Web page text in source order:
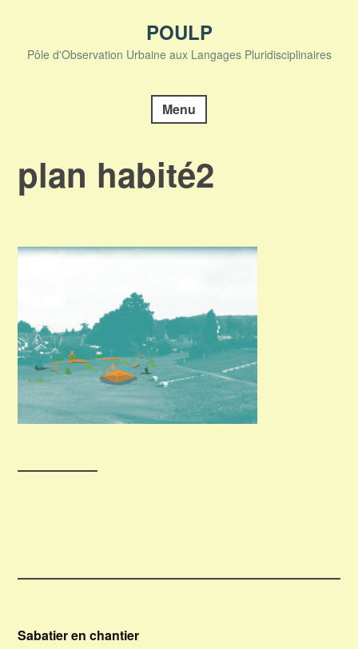
content
POULP
Pôle d'Observation Urbaine aux Langages Pluridisciplinaires
Menu
plan habité2
Navigation
Sabatier en chantier